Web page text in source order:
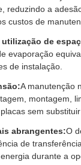
reduzindo a
custos de
de
evaporação
de instalação.
A manutenção
montagem,
sem
abrangentes:O
de
durante a